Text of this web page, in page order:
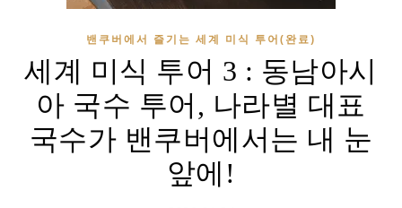
밴쿠버에서 즐기는 세계 미식 투어(완료)
세계 미식 투어 3 : 동남아시
아 국수 투어, 나라별 대표
국수가 밴쿠버에서는 내 눈
앞에!